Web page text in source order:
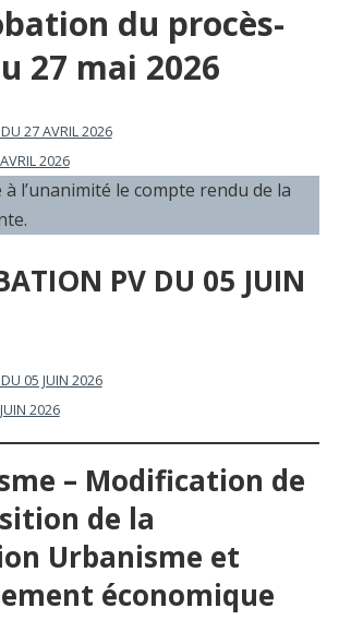
du procès-
27 mai 2026
27 AVRIL 2026
2026
à l’unanimité le compte rendu de la
PV DU 05 JUIN
05 JUIN 2026
2026
– Modification de
de la
Urbanisme et
économique